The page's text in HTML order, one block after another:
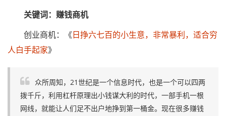
关键词：赚钱商机
创业商机：《日挣六七百的小生意，非常暴利，适合穷
人白手起家》
众所周知，21世纪是一个信息时代，也是一个可以四两
拨千斤，利用杠杆原理出小钱谋大利的时代，一部手机一根
网线，就能让人们足不出户地挣到第一桶金。现在很多赚钱